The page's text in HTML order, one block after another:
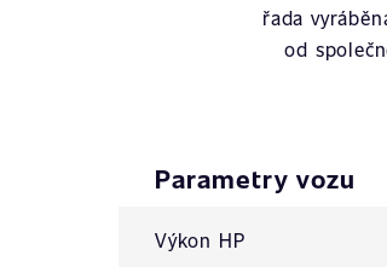
řada
od
Parametry vozu
Výkon HP